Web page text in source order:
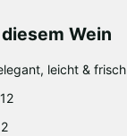
Wein
leicht & frisch